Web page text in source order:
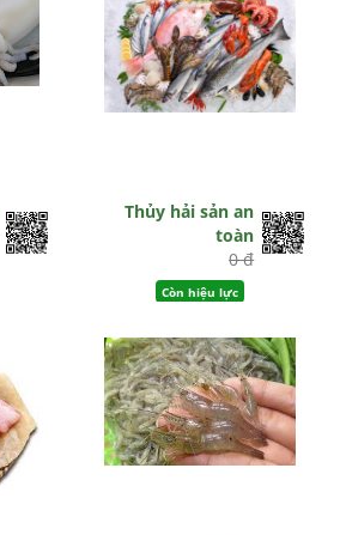
Thủy hải sản an
toàn
0 đ
Còn hiệu lực